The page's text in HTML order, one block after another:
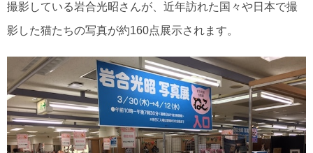
撮影している岩合光昭さんが、近年訪れた国々や日本で撮
影した猫たちの写真が約160点展示されます。